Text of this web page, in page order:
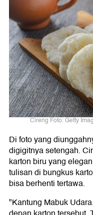
Cireng Foto: Getty
Di foto yang
digigitnya setengah.
karton biru yang
tulisan di bungkus
bisa berhenti tertawa.
"Kantung Mabuk